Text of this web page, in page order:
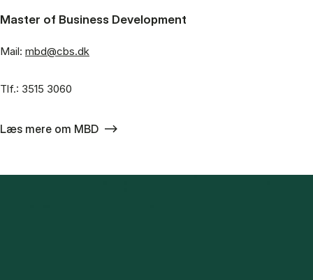
Master of Business Development
Mail: mbd@cbs.dk
Tlf.: 3515 3060
Læs mere om MBD